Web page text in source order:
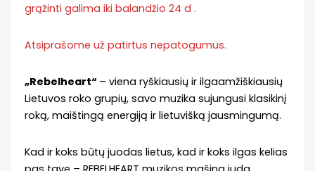
grąžinti galima iki balandžio 24 d .
Atsiprašome už patirtus nepatogumus.
„Rebelheart“ – viena ryškiausių ir ilgaamžiškiausių
Lietuvos roko grupių, savo muzika sujungusi klasikinį
roką, maištingą energiją ir lietuvišką jausmingumą.
Kad ir koks būtų juodas lietus, kad ir koks ilgas kelias